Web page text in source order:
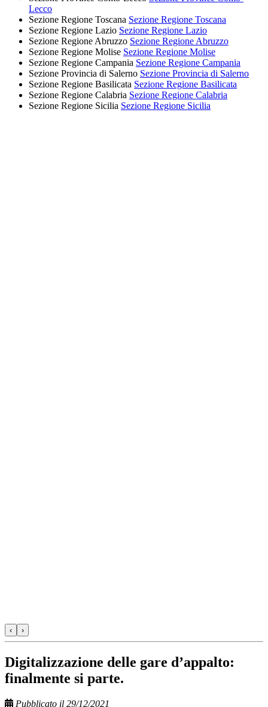
Lecco
Sezione Regione Toscana Sezione Regione Toscana
Sezione Regione Lazio Sezione Regione Lazio
Sezione Regione Abruzzo Sezione Regione Abruzzo
Sezione Regione Molise Sezione Regione Molise
Sezione Regione Campania Sezione Regione Campania
Sezione Provincia di Salerno Sezione Provincia di Salerno
Sezione Regione Basilicata Sezione Regione Basilicata
Sezione Regione Calabria Sezione Regione Calabria
Sezione Regione Sicilia Sezione Regione Sicilia
‹ ›
Digitalizzazione delle gare d’appalto:
finalmente si parte.
Pubblicato il 29/12/2021